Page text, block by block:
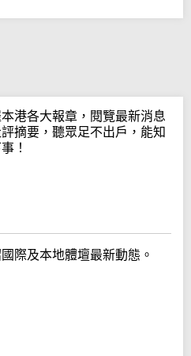
港各大報章，閱覽最新消息
摘要，聽眾足不出戶，能知
！
際及本地體壇最新動態。